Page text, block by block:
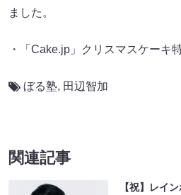
ました。
・「Cake.jp」クリスマスケーキ
ぼる塾, 田辺智加
関連記事
【祝】レイ